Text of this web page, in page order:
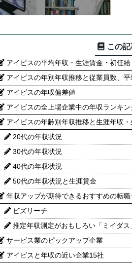
この
アイビスの平均年収・生涯賃金・初任給
アイビスの年別年収推移と従業員数、
アイビスの年収偏差値
アイビスの全上場企業中の年収ランキン
アイビスの年齢別年収推移と生涯年収・
20代の年収状況
30代の年収状況
40代の年収状況
50代の年収状況と生涯賃金
年収アップが期待できるおすすめの転職
ビズリーチ
推定年収測定がおもしろい「ミイダス
サービス業のピックアップ企業
アイビスと年収の近い企業15社